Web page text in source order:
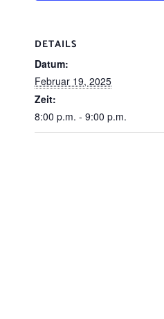
DETAILS
Datum:
Februar 19, 2025
Zeit:
8:00 p.m. - 9:00 p.m.